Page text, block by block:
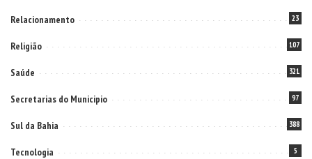
Relacionamento 23
Religião 107
Saúde 321
Secretarias do Municipio 97
Sul da Bahia 388
Tecnologia 5